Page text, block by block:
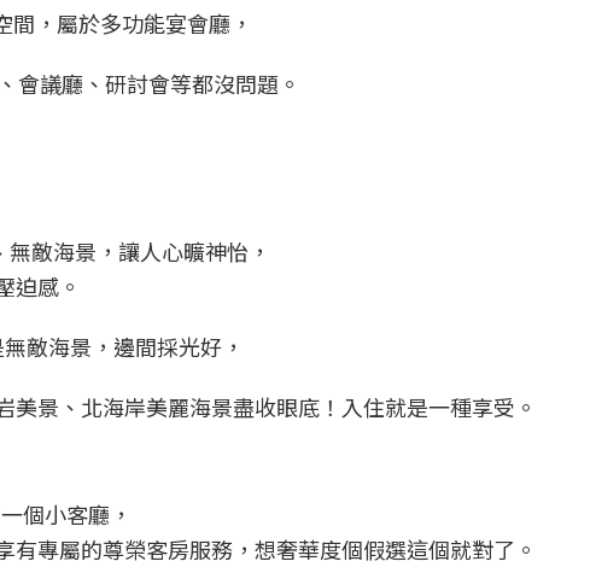
，屬於多功能宴會廳，
會議廳、研討會等都沒問題。
敵海景，讓人心曠神怡，
迫感。
敵海景，邊間採光好，
景、北海岸美麗海景盡收眼底！入住就是一種享受。
個小客廳，
專屬的尊榮客房服務，想奢華度個假選這個就對了。